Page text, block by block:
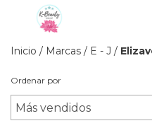
Inicio / Marcas / E - J /
Ordenar por